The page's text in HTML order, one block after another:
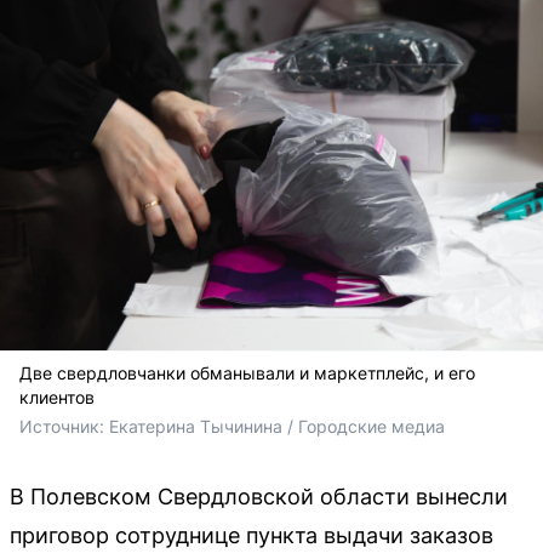
Две свердловчанки обманывали и маркетплейс, и его
клиентов
Источник: Екатерина Тычинина / Городские медиа
В Полевском Свердловской области вынесли
приговор сотруднице пункта выдачи заказов